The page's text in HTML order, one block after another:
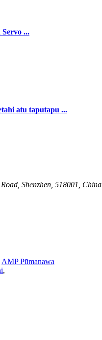
Servo ...
atu taputapu ...
Shenzhen, 518001, China
AMP Pūmanawa
,